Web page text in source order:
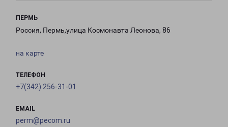
ПЕРМЬ
Россия, Пермь,улица Космонавта Леонова, 86
на карте
ТЕЛЕФОН
+7(342) 256-31-01
EMAIL
perm@pecom.ru